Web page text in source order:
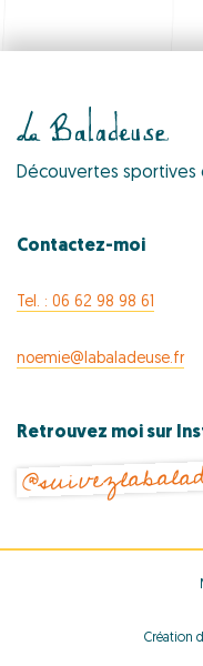
Découvertes sportives
Contactez-moi
Tel. : 06 62 98 98 61
noemie@labaladeuse.fr
Retrouvez moi sur
Création